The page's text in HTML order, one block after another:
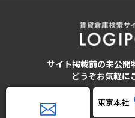
サイト掲載前の未公開
どうぞお気軽に
東京本社